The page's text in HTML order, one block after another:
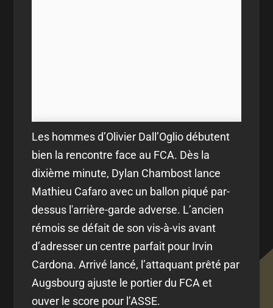
Les hommes d’Olivier Dall’Oglio débutent
bien la rencontre face au FCA. Dès la
dixième minute, Dylan Chambost lance
Mathieu Cafaro avec un ballon piqué par-
dessus l'arrière-garde adverse. L’ancien
rémois se défait de son vis-à-vis avant
d’adresser un centre parfait pour Irvin
Cardona. Arrivé lancé, l’attaquant prêté par
Augsbourg ajuste le portier du FCA et
ouver le score pour l’ASSE.